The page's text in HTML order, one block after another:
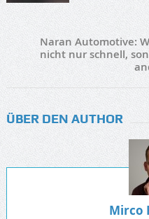
Naran Automotive:
nicht nur schnell,
ÜBER DEN AUTHOR
Mirco